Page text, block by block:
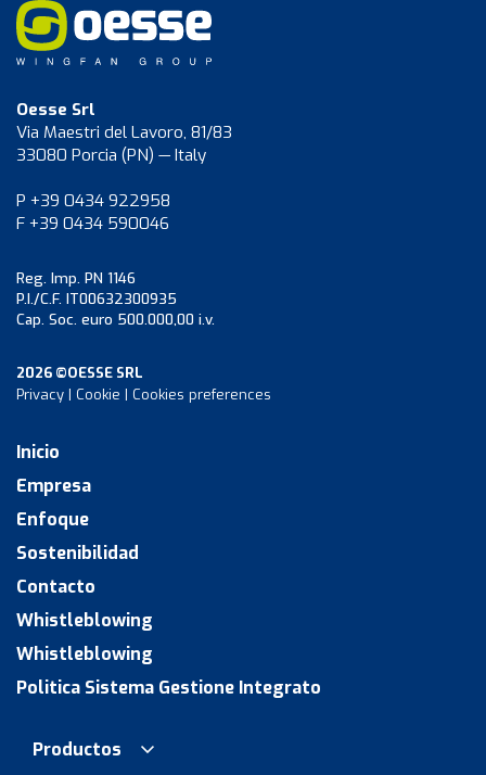
Oesse Srl
Via Maestri del Lavoro, 81/83
33080 Porcia (PN) — Italy
P +39 0434 922958
F +39 0434 590046
Reg. Imp. PN 1146
P.I./C.F. IT00632300935
Cap. Soc. euro 500.000,00 i.v.
2026 ©OESSE SRL
Privacy | Cookie | Cookies preferences
Inicio
Empresa
Enfoque
Sostenibilidad
Contacto
Whistleblowing
Whistleblowing
Politica Sistema Gestione Integrato
Productos